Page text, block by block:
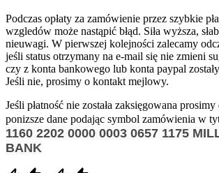
Podczas opłaty za zamówienie przez szybkie
wzgledów może nastąpić błąd. Siła wyższa,
nieuwagi. W pierwszej kolejności zalecamy
jeśli status otrzymany na e-mail się nie zmieni
czy z konta bankowego lub konta paypal
Jeśli nie, prosimy o kontakt mejlowy.
Jeśli płatność nie została zaksięgowana
ponizsze dane podając symbol zamówienia w
1160 2202 0000 0003 0657 1175
BANK